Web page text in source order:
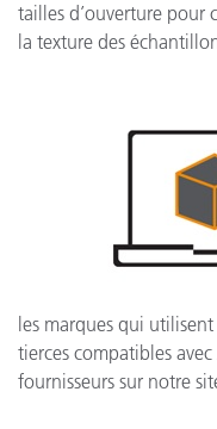
tailles d’ouverture pour
la texture des
les marques qui
tierces compatibles
fournisseurs sur notre